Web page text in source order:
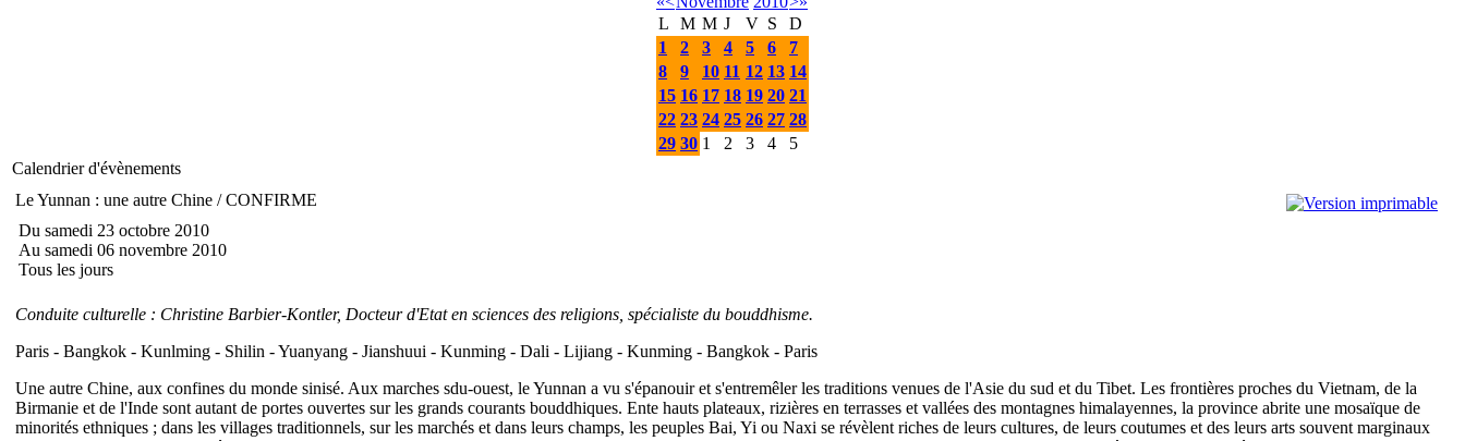
L
M M J V S
D
1
2 3 4 5 6
7
8
9 10 11 12 13 14
15 16 17 18 19 20 21
22 23 24 25 26 27 28
29 30 1 2 3 4
5
Calendrier d'évènements
Le Yunnan : une autre Chine / CONFIRME
Du samedi 23 octobre 2010
Au samedi 06 novembre 2010
Tous les jours
Conduite culturelle : Christine Barbier-Kontler, Docteur d'Etat en sciences des religions, spécialiste du bouddhisme.
Paris - Bangkok - Kunlming - Shilin - Yuanyang - Jianshuui - Kunming - Dali - Lijiang - Kunming - Bangkok - Paris
Une autre Chine, aux confines du monde sinisé. Aux marches sdu-ouest, le Yunnan a vu s'épanouir et s'entremêler les traditions venues de l'Asie du sud et du Tibet. Les frontières proches du Vietnam, de la
Birmanie et de l'Inde sont autant de portes ouvertes sur les grands courants bouddhiques. Ente hauts plateaux, rizières en terrasses et vallées des montagnes himalayennes, la province abrite une mosaïque de
minorités ethniques ; dans les villages traditionnels, sur les marchés et dans leurs champs, les peuples Bai, Yi ou Naxi se révèlent riches de leurs cultures, de leurs coutumes et des leurs arts souvent marginaux